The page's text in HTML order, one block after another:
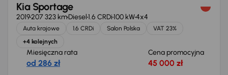
Kia Sportage
2019207 323 kmDiesel1.6 CRDi100 kW4x4
Auta krajowe 1.6 CRDi Salon Polska
VAT 23%
+4 kolejnych
Miesięczna rata
od 286 zł
Cena promocyjna
45 000 zł